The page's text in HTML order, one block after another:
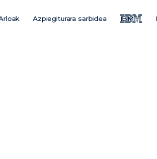
Azpiegiturara sarbidea IBM